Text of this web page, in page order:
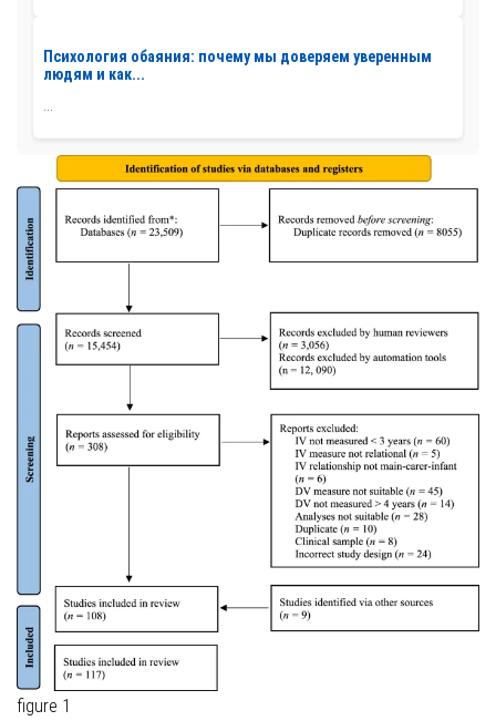
Психология обаяния: почему мы доверяем уверенным
людям и как...
figure 1